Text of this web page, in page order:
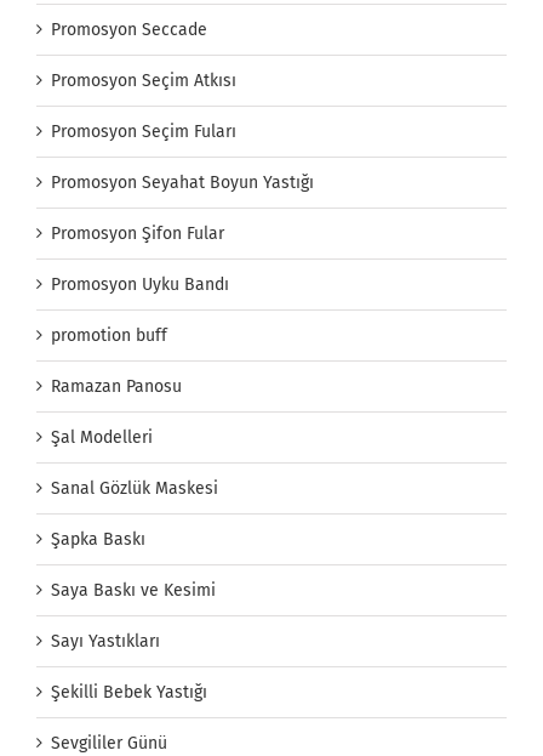
Promosyon Seccade
Promosyon Seçim Atkısı
Promosyon Seçim Fuları
Promosyon Seyahat Boyun Yastığı
Promosyon Şifon Fular
Promosyon Uyku Bandı
promotion buff
Ramazan Panosu
Şal Modelleri
Sanal Gözlük Maskesi
Şapka Baskı
Saya Baskı ve Kesimi
Sayı Yastıkları
Şekilli Bebek Yastığı
Sevgililer Günü